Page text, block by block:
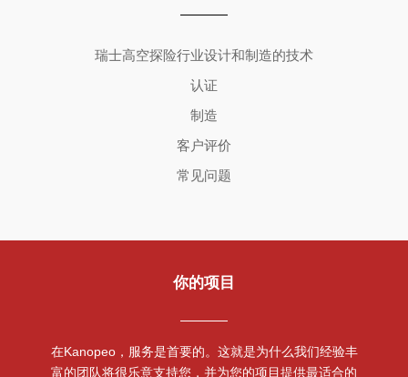
瑞士高空探险行业设计和制造的技术
认证
制造
客户评价
常见问题
你的项目
在Kanopeo，服务是首要的。这就是为什么我们经验丰
富的团队将很乐意支持您，并为您的项目提供最适合的